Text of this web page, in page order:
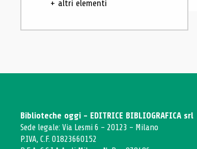
+ altri elementi
Biblioteche oggi - EDITRICE BIBLIOGRAFICA srl
Sede legale: Via Lesmi 6 - 20123 - Milano
P.IVA, C.F. 01823660152